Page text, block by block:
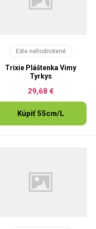
Ešte nehodnotené
Trixie Pláštenka Vimy
Tyrkys
29,68 €
Kúpiť 55cm/L